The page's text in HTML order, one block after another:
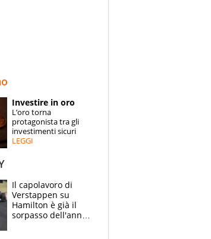
Investire in oro
L’oro torna
protagonista tra gli
investimenti sicuri
LEGGI
Il capolavoro di
Verstappen su
Hamilton è già il
sorpasso dell'anno: